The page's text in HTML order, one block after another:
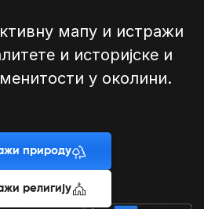
мапу и истражи
и историјске и
у околини.
природу
религију